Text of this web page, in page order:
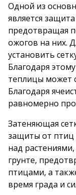
Одной из
является
предотвращая
ожогов на них.
установить
Благодаря
теплицы может
Благодаря
равномерно
Затеняющая
защиты от птиц
над
грунте,
птицами, а
время града и